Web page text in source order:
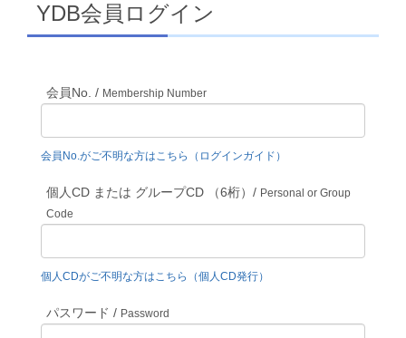
YDB会員ログイン
会員No. / Membership Number
会員No.がご不明な方はこちら（ログインガイド）
個人CD または グループCD （6桁）/ Personal or Group
Code
個人CDがご不明な方はこちら（個人CD発行）
パスワード / Password